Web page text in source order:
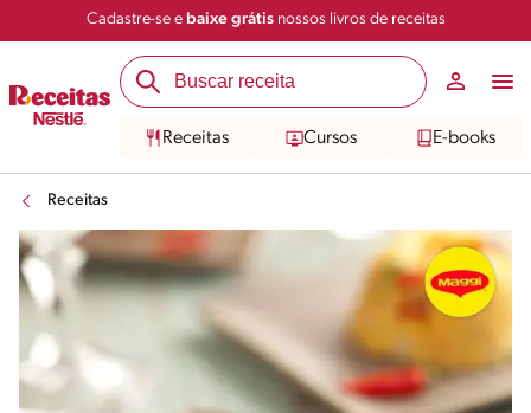
Cadastre-se e baixe grátisnossos livros de receitas
Receitas Cursos E-books
Receitas
Salvar Compartilhar